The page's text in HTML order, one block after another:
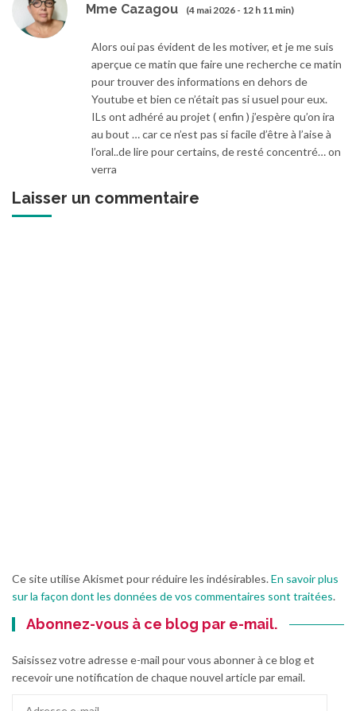
Mme Cazagou (4 mai 2026 - 12 h 11 min)
Alors oui pas évident de les motiver, et je me suis
aperçue ce matin que faire une recherche ce matin
pour trouver des informations en dehors de
Youtube et bien ce n’était pas si usuel pour eux.
ILs ont adhéré au projet ( enfin ) j’espère qu’on ira
au bout … car ce n’est pas si facile d’être à l’aise à
l’oral..de lire pour certains, de resté concentré… on
verra
Laisser un commentaire
Ce site utilise Akismet pour réduire les indésirables.En savoir plus
sur la façon dont les données de vos commentaires sont traitées.
Abonnez-vous à ce blog par e-mail.
Saisissez votre adresse e-mail pour vous abonner à ce blog et
recevoir une notification de chaque nouvel article par email.